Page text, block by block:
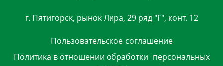
г. Пятигорск, рынок Лира, 29 ряд "Г", конт. 12
Пользовательское соглашение
Политика в отношении обработки персональных